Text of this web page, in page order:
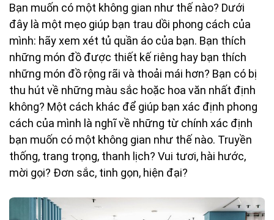
Bạn muốn có một không gian như thế nào? Dưới
đây là một mẹo giúp bạn trau dồi phong cách của
mình: hãy xem xét tủ quần áo của bạn. Bạn thích
những món đồ được thiết kế riêng hay bạn thích
những món đồ rộng rãi và thoải mái hơn? Bạn có bị
thu hút về những màu sắc hoặc hoa văn nhất định
không? Một cách khác để giúp bạn xác định phong
cách của mình là nghĩ về những từ chính xác định
bạn muốn có một không gian như thế nào. Truyền
thống, trang trọng, thanh lịch? Vui tươi, hài hước,
mời gọi? Đơn sắc, tinh gọn, hiện đại?